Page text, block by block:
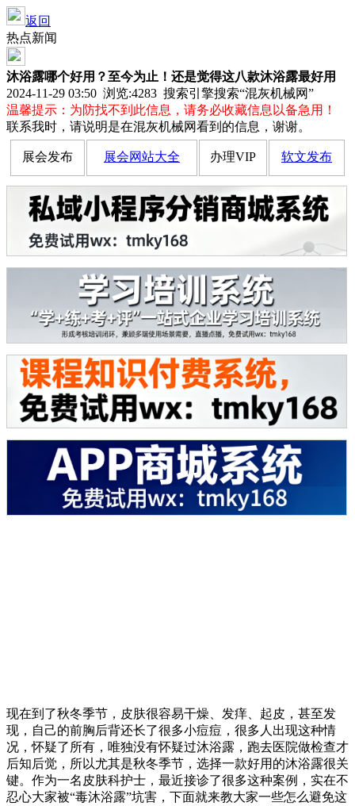
返回
热点新闻
沐浴露哪个好用？至今为止！还是觉得这八款沐浴露最好用
2024-11-29 03:50 浏览:4283 搜索引擎搜索“混灰机械网”
温馨提示：为防找不到此信息，请务必收藏信息以备急用！
联系我时，请说明是在混灰机械网看到的信息，谢谢。
展会发布 展会网站大全 办理VIP 软文发布
现在到了秋冬季节，皮肤很容易干燥、发痒、起皮，甚至发
现，自己的前胸后背还长了很多小痘痘，很多人出现这种情
况，怀疑了所有，唯独没有怀疑过沐浴露，跑去医院做检查才
后知后觉，所以尤其是秋冬季节，选择一款好用的沐浴露很关
键。作为一名皮肤科护士，最近接诊了很多这种案例，实在不
忍心大家被“毒沐浴露”坑害，下面就来教大家一些怎么避免这